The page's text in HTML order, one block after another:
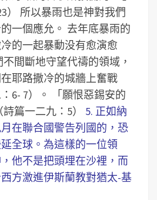
所以暴雨也是神對我們
一個應允。 去年底暴雨的
的一起暴動没有愈演愈
間斷地守望代禱的領域，
耶路撒冷的城牆上奮戰
6- 7）。
「願恨惡錫安的
篇一二九：5）
5. 正如納
在聯合國警告列國的，恐
全球。為這樣的一位領
他不是把頭埋在沙裡，而
方激進伊斯蘭教對猶太-基